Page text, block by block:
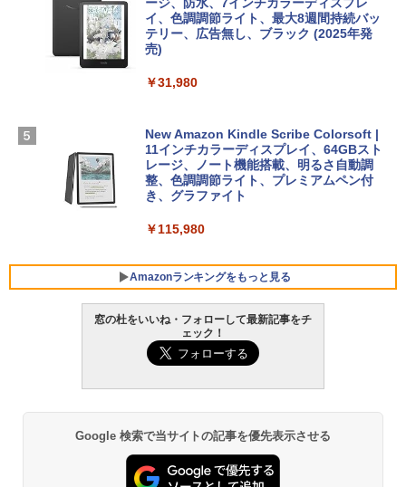
【Amazon.co.jp限定】 HP ノートパソコ
ン 15-fd 15.6インチ 16GBメモリ 512GB
FMV ノートパソコン WE1-K3 (MS 365 P
ersonal/Copilotキー搭載/Win 11/15.6型/
Core i5/16GB/SSD 512GB/ホワイト) FM
VWK3E15W_AZ
￥139,880
￥1,600
ト): Java & Bedrock Edition | オンライ
￥3,600
FM TOWNS ハイパー・カタログ: 本体ハ
ェクトリストと最新エミュレータ紹介
イ、色調調節ライト、最大8週間持続バッ
テリー、広告無し、ブラック (2025年発
売)
￥31,980
New Amazon Kindle Scribe Colorsoft |
11インチカラーディスプレイ、64GBスト
レージ、ノート機能搭載、明るさ自動調
整、色調調節ライト、プレミアムペン付
き、グラファイト
￥115,980
Amazonランキングをもっと見る
窓の杜をいいね・フォローして最新記事をチ
ェック！
Google 検索で当サイトの記事を優先表示させる